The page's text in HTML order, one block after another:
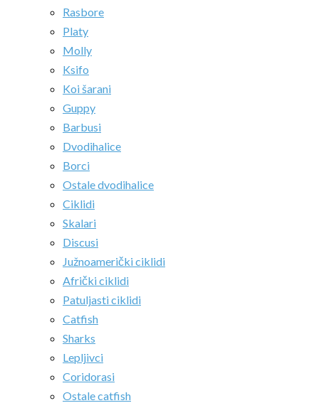
Rasbore
Platy
Molly
Ksifo
Koi šarani
Guppy
Barbusi
Dvodihalice
Borci
Ostale dvodihalice
Ciklidi
Skalari
Discusi
Južnoamerički ciklidi
Afrički ciklidi
Patuljasti ciklidi
Catfish
Sharks
Lepljivci
Coridorasi
Ostale catfish